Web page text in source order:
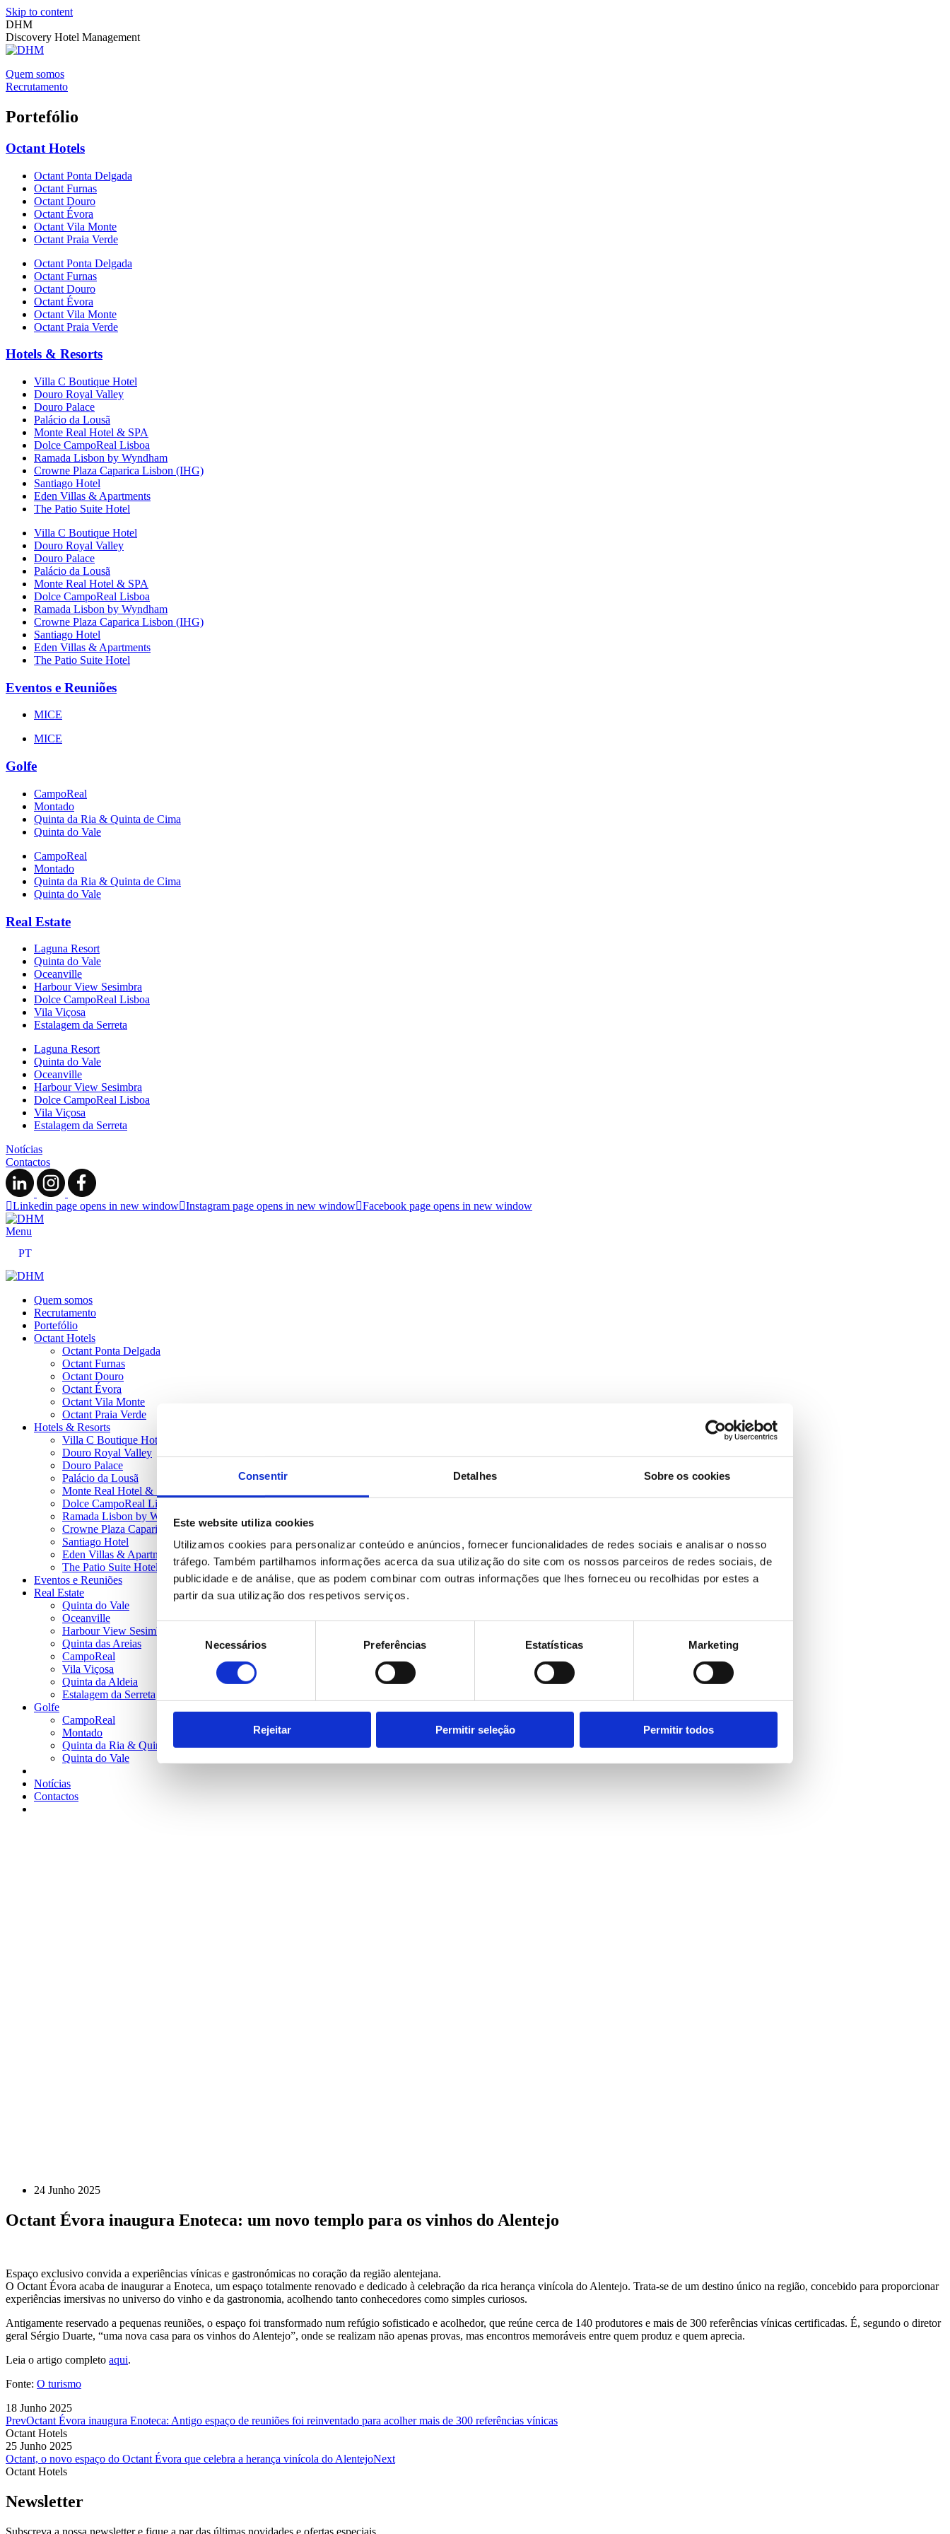
Consentir Detalhes Sobre os cookies
Este website utiliza cookies
Utilizamos cookies para personalizar conteúdo e anúncios, fornecer funcionalidades de redes sociais e analisar o nosso
tráfego. Também partilhamos informações acerca da sua utilização do site com os nossos parceiros de redes sociais, de
publicidade e de análise, que as podem combinar com outras informações que lhes forneceu ou recolhidas por estes a
partir da sua utilização dos respetivos serviços.
Seleção
consentimento
Necessários Preferências Estatísticas Marketing
Rejeitar Permitir seleção Permitir todos
Skip to content
DHM
Discovery Hotel Management
Quem somos
Recrutamento
Portefólio
Octant Hotels
Octant Ponta Delgada
Octant Furnas
Octant Douro
Octant Évora
Octant Vila Monte
Octant Praia Verde
Octant Ponta Delgada
Octant Furnas
Octant Douro
Octant Évora
Octant Vila Monte
Octant Praia Verde
Hotels & Resorts
Villa C Boutique Hotel
Douro Royal Valley
Douro Palace
Palácio da Lousã
Monte Real Hotel & SPA
Dolce CampoReal Lisboa
Ramada Lisbon by Wyndham
Crowne Plaza Caparica Lisbon (IHG)
Santiago Hotel
Eden Villas & Apartments
The Patio Suite Hotel
Villa C Boutique Hotel
Douro Royal Valley
Douro Palace
Palácio da Lousã
Monte Real Hotel & SPA
Dolce CampoReal Lisboa
Ramada Lisbon by Wyndham
Crowne Plaza Caparica Lisbon (IHG)
Santiago Hotel
Eden Villas & Apartments
The Patio Suite Hotel
Eventos e Reuniões
MICE
MICE
Golfe
CampoReal
Montado
Quinta da Ria & Quinta de Cima
Quinta do Vale
CampoReal
Montado
Quinta da Ria & Quinta de Cima
Quinta do Vale
Real Estate
Laguna Resort
Quinta do Vale
Oceanville
Harbour View Sesimbra
Dolce CampoReal Lisboa
Vila Viçosa
Estalagem da Serreta
Laguna Resort
Quinta do Vale
Oceanville
Harbour View Sesimbra
Dolce CampoReal Lisboa
Vila Viçosa
Estalagem da Serreta
Notícias
Contactos
Linkedin page opens in new window Instagram page opens in new window Facebook page opens in new window
Menu
PT
Quem somos
Recrutamento
Portefólio
Octant Hotels
Octant Ponta Delgada
Octant Furnas
Octant Douro
Octant Évora
Octant Vila Monte
Octant Praia Verde
Hotels & Resorts
Villa C Boutique Hotel
Douro Royal Valley
Douro Palace
Palácio da Lousã
Monte Real Hotel & SPA
Dolce CampoReal Lisboa
Ramada Lisbon by Wyndham
Crowne Plaza Caparica Lisbon (IHG)
Santiago Hotel
Eden Villas & Apartments
The Patio Suite Hotel
Eventos e Reuniões
Real Estate
Quinta do Vale
Oceanville
Harbour View Sesimbra
Quinta das Areias
CampoReal
Vila Viçosa
Quinta da Aldeia
Estalagem da Serreta
Golfe
CampoReal
Montado
Quinta da Ria & Quinta de Cima
Quinta do Vale
Notícias
Contactos
24 Junho 2025
Octant Évora inaugura Enoteca: um novo templo para os vinhos do Alentejo
Espaço exclusivo convida a experiências vínicas e gastronómicas no coração da região alentejana.
O Octant Évora acaba de inaugurar a Enoteca, um espaço totalmente renovado e dedicado à celebração da rica herança vinícola do Alentejo. Trata-se de um destino único na região, concebido para proporcionar
experiências imersivas no universo do vinho e da gastronomia, acolhendo tanto conhecedores como simples curiosos.
Antigamente reservado a pequenas reuniões, o espaço foi transformado num refúgio sofisticado e acolhedor, que reúne cerca de 140 produtores e mais de 300 referências vínicas certificadas. É, segundo o diretor
geral Sérgio Duarte, “uma nova casa para os vinhos do Alentejo”, onde se realizam não apenas provas, mas encontros memoráveis entre quem produz e quem aprecia.
Leia o artigo completo aqui.
Fonte: O turismo
18 Junho 2025
PrevOctant Évora inaugura Enoteca: Antigo espaço de reuniões foi reinventado para acolher mais de 300 referências vínicas
Octant Hotels
25 Junho 2025
Octant, o novo espaço do Octant Évora que celebra a herança vinícola do AlentejoNext
Octant Hotels
Newsletter